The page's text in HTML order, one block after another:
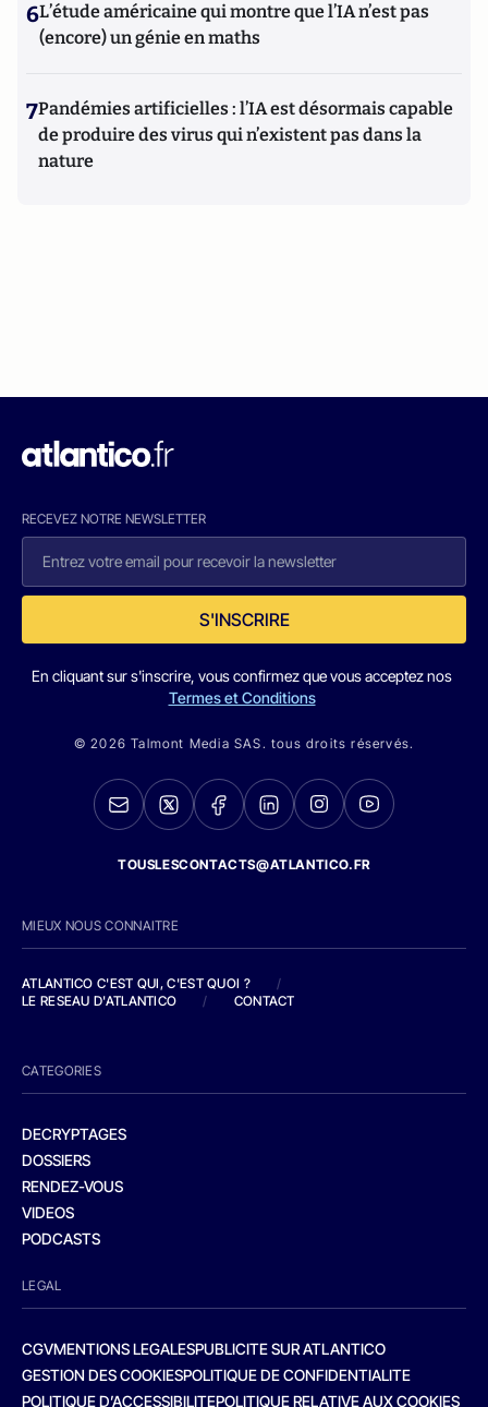
6L’étude américaine qui montre que l’IA n’est pas
(encore) un génie en maths
7Pandémies artificielles : l’IA est désormais capable
de produire des virus qui n’existent pas dans la
nature
RECEVEZ NOTRE NEWSLETTER
S'INSCRIRE
En cliquant sur s'inscrire, vous confirmez que vous acceptez nos
Termes et Conditions
© 2026 Talmont Media SAS. tous droits réservés.
TOUSLESCONTACTS@ATLANTICO.FR
MIEUX NOUS CONNAITRE
ATLANTICO C'EST QUI, C'EST QUOI ?
/
LE RESEAU D'ATLANTICO
/ CONTACT
CATEGORIES
DECRYPTAGES
DOSSIERS
RENDEZ-VOUS
VIDEOS
PODCASTS
LEGAL
CGVMENTIONS LEGALESPUBLICITE SUR ATLANTICO
GESTION DES COOKIESPOLITIQUE DE CONFIDENTIALITE
POLITIQUE D’ACCESSIBILITEPOLITIQUE RELATIVE AUX COOKIES